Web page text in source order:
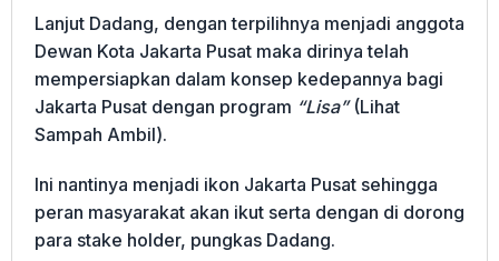
Lanjut Dadang, dengan terpilihnya menjadi anggota
Dewan Kota Jakarta Pusat maka dirinya telah
mempersiapkan dalam konsep kedepannya bagi
Jakarta Pusat dengan program “Lisa”(Lihat
Sampah Ambil).
Ini nantinya menjadi ikon Jakarta Pusat sehingga
peran masyarakat akan ikut serta dengan di dorong
para stake holder, pungkas Dadang.